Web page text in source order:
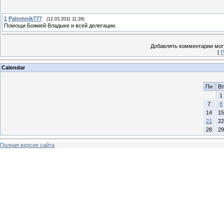
1 Palomnik777 (12.03.2011 11:26)
Помощи Божией Владыке и всей делегации.
Добавлять комментарии
[
Calendar
Пн
Вт
1
7
8
14
15
21
22
28
29
Полная версия сайта